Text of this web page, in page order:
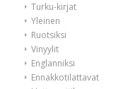
Turku-kirjat
Yleinen
Ruotsiksi
Vinyylit
Englanniksi
Ennakkotilattavat